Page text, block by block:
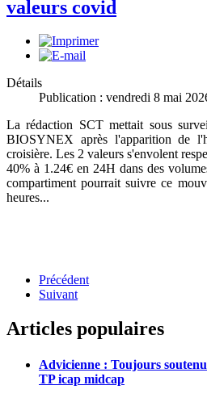
valeurs covid
Détails
Publication : vendredi 8 mai
La rédaction SCT mettait sous
BIOSYNEX après l'apparition de
croisière. Les 2 valeurs s'envolent
40% à 1.24€ en 24H dans des
compartiment pourrait suivre ce
heures...
Précédent
Suivant
Articles populaires
Advicienne : Toujours
TP icap midcap